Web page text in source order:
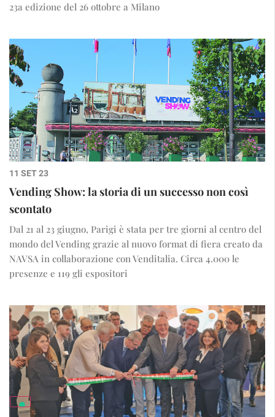
23a edizione del 26 ottobre a Milano
11 SET 23
Vending Show: la storia di un successo non così
scontato
Dal 21 al 23 giugno, Parigi è stata per tre giorni al centro del
mondo del Vending grazie al nuovo format di fiera creato da
NAVSA in collaborazione con Venditalia. Circa 4.000 le
presenze e 119 gli espositori